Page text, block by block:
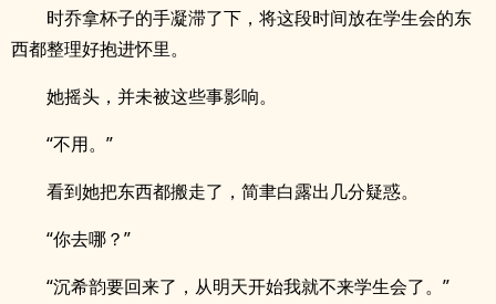
时乔拿杯子的手凝滞了下，将这段时间放在学生会的东
西都整理好抱进怀里。
她摇头，并未被这些事影响。
“不用。”
看到她把东西都搬走了，简聿白露出几分疑惑。
“你去哪？”
“沉希韵要回来了，从明天开始我就不来学生会了。”